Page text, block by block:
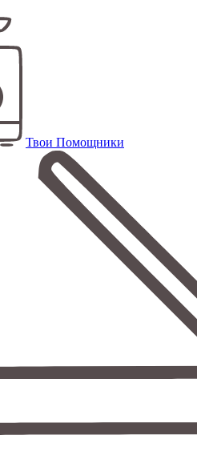
Твои Помощники